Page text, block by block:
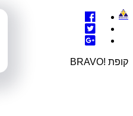
קופת !BRAVO